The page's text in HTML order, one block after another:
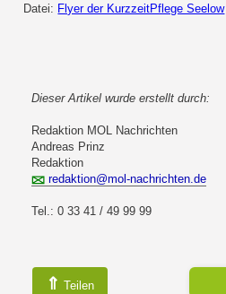
Datei: Flyer der KurzzeitPflege Seelow
Dieser Artikel wurde erstellt durch:
Redaktion MOL Nachrichten
Andreas Prinz
Redaktion
redaktion@mol-nachrichten.de
Tel.: 0 33 41 / 49 99 99
⇑ Teilen